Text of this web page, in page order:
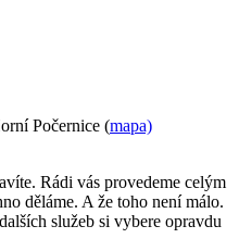
Počernice (mapa)
Rádi vás provedeme celým
děláme. A že toho není málo.
služeb si vybere opravdu